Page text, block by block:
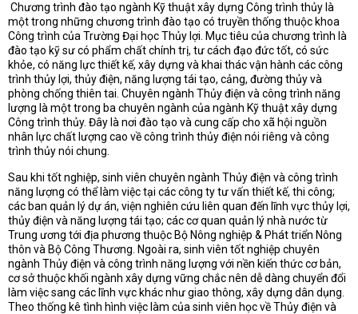
Chương trình đào tạo ngành Kỹ thuật xây dựng Công trình thủy là
một trong những chương trình đào tạo có truyền thống thuộc khoa
Công trình của Trường Đại học Thủy lợi. Mục tiêu của chương trình là
đào tạo kỹ sư có phẩm chất chính trị, tư cách đạo đức tốt, có sức
khỏe, có năng lực thiết kế, xây dựng và khai thác vận hành các công
trình thủy lợi, thủy điện, năng lượng tái tạo, cảng, đường thủy và
phòng chống thiên tai. Chuyên ngành Thủy điện và công trình năng
lượng là một trong ba chuyên ngành của ngành Kỹ thuật xây dựng
Công trình thủy. Đây là nơi đào tạo và cung cấp cho xã hội nguồn
nhân lực chất lượng cao về công trình thủy điện nói riêng và công
trình thủy nói chung.
Sau khi tốt nghiệp, sinh viên chuyên ngành Thủy điện và công trình
năng lượng có thể làm việc tại các công ty tư vấn thiết kế, thi công;
các ban quản lý dự án, viện nghiên cứu liên quan đến lĩnh vực thủy lợi,
thủy điện và năng lượng tái tạo; các cơ quan quản lý nhà nước từ
Trung ương tới địa phương thuộc Bộ Nông nghiệp & Phát triển Nông
thôn và Bộ Công Thương. Ngoài ra, sinh viên tốt nghiệp chuyên
ngành Thủy điện và công trình năng lượng với nền kiến thức cơ bản,
cơ sở thuộc khối ngành xây dựng vững chắc nên dễ dàng chuyển đổi
làm việc sang các lĩnh vực khác như giao thông, xây dựng dân dụng.
Theo thống kê tình hình việc làm của sinh viên học về Thủy điện và